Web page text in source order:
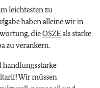
leichtesten zu
haben alleine wir in
dieOSZEals starke
zu verankern.
handlungsstarke
Wir müssen